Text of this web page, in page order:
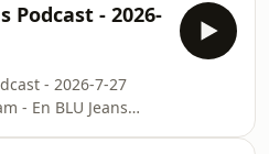
Podcast - 2026-
- 2026-7-27
- En BLU Jeans